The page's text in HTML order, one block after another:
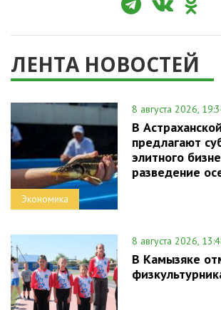
ЛЕНТА НОВОСТЕЙ
Экономика
8 августа 2026,
В
предлагают
элитного
разведение
8 августа 2026,
В Камызяке